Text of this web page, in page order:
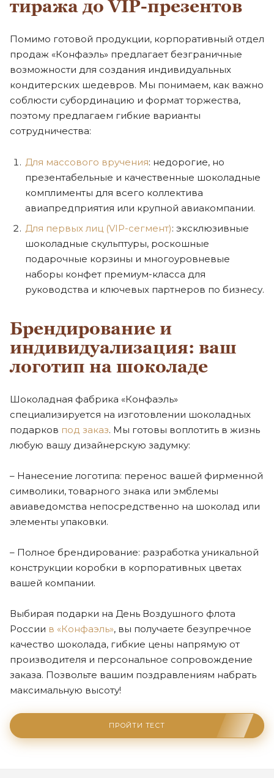
тиража до VIP-презентов
Помимо готовой продукции, корпоративный отдел
продаж «Конфаэль» предлагает безграничные
возможности для создания индивидуальных
кондитерских шедевров. Мы понимаем, как важно
соблюсти субординацию и формат торжества,
поэтому предлагаем гибкие варианты
сотрудничества:
Для массового вручения: недорогие, но
презентабельные и качественные шоколадные
комплименты для всего коллектива
авиапредприятия или крупной авиакомпании.
Для первых лиц (VIP-сегмент): эксклюзивные
шоколадные скульптуры, роскошные
подарочные корзины и многоуровневые
наборы конфет премиум-класса для
руководства и ключевых партнеров по бизнесу.
Брендирование и
индивидуализация: ваш
логотип на шоколаде
Шоколадная фабрика «Конфаэль»
специализируется на изготовлении шоколадных
подарков под заказ. Мы готовы воплотить в жизнь
любую вашу дизайнерскую задумку:
– Нанесение логотипа: перенос вашей фирменной
символики, товарного знака или эмблемы
авиаведомства непосредственно на шоколад или
элементы упаковки.
– Полное брендирование: разработка уникальной
конструкции коробки в корпоративных цветах
вашей компании.
Выбирая подарки на День Воздушного флота
России в «Конфаэль», вы получаете безупречное
качество шоколада, гибкие цены напрямую от
производителя и персональное сопровождение
заказа. Позвольте вашим поздравлениям набрать
максимальную высоту!
ПРОЙТИ ТЕСТ